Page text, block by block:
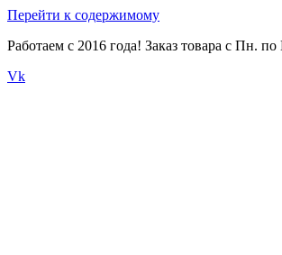
Перейти к содержимому
Работаем с 2016 года! Заказ товара с Пн.
Vk